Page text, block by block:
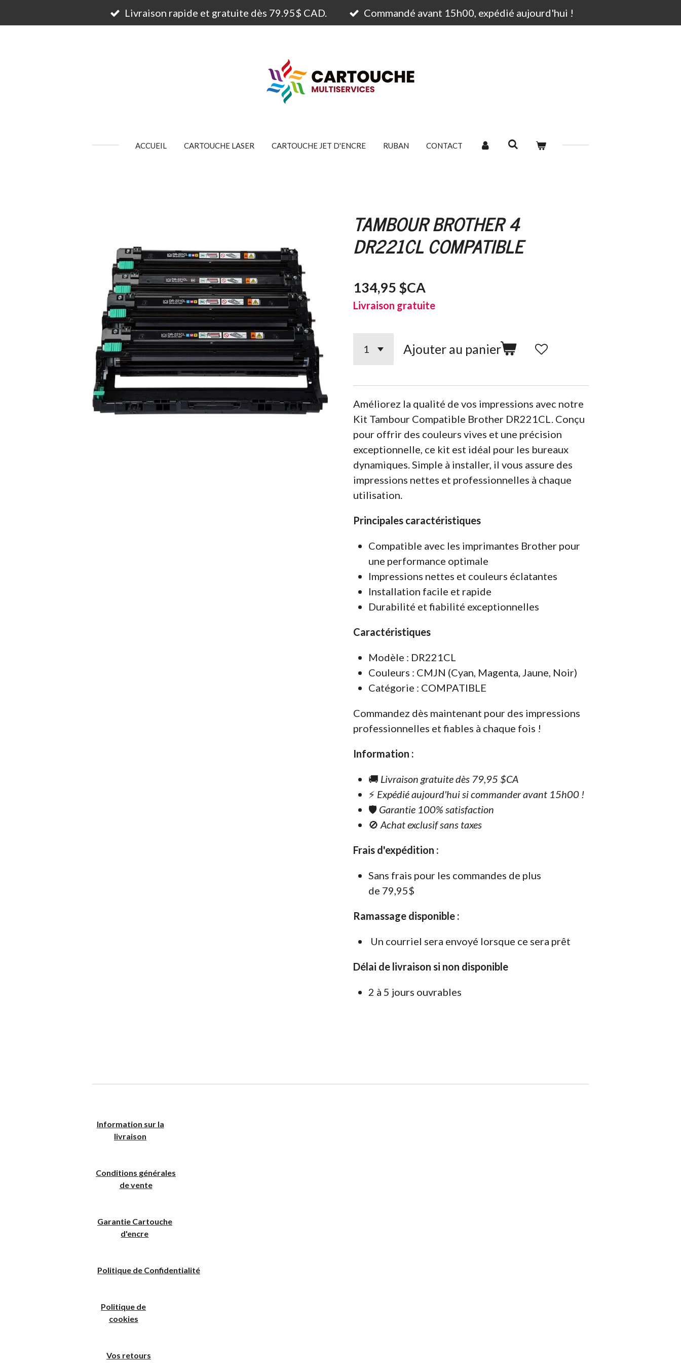
au
Livraison rapide et gratuite dès 79.95$ CAD. Commandé avant 15h00, expédié aujourd'hui !
ACCUEIL CARTOUCHE LASER CARTOUCHE JET D'ENCRE RUBAN CONTACT
TAMBOUR BROTHER 4
DR221CL COMPATIBLE
134,95 $CA
Livraison gratuite
Ajouter au panier
Améliorez la qualité de vos impressions avec notre
Kit Tambour Compatible Brother DR221CL. Conçu
pour offrir des couleurs vives et une précision
exceptionnelle, ce kit est idéal pour les bureaux
dynamiques. Simple à installer, il vous assure des
impressions nettes et professionnelles à chaque
utilisation.
Principales caractéristiques
Compatible avec les imprimantes Brother pour
une performance optimale
Impressions nettes et couleurs éclatantes
Installation facile et rapide
Durabilité et fiabilité exceptionnelles
Caractéristiques
Modèle : DR221CL
Couleurs : CMJN (Cyan, Magenta, Jaune, Noir)
Catégorie : COMPATIBLE
Commandez dès maintenant pour des impressions
professionnelles et fiables à chaque fois !
Information :
🚚 Livraison gratuite dès 79,95 $CA
⚡ Expédié aujourd'hui si commander avant 15h00 !
🛡️ Garantie 100% satisfaction
🚫 Achat exclusif sans taxes
Frais d'expédition :
Sans frais pour les commandes de plus
de 79,95$
Ramassage disponible :
Un courriel sera envoyé lorsque ce sera prêt
Délai de livraison si non disponible
2 à 5 jours ouvrables
Information sur la
livraison
Conditions générales
de vente
Garantie Cartouche
d'encre
Politique de Confidentialité
Politique de
cookies
Vos retours